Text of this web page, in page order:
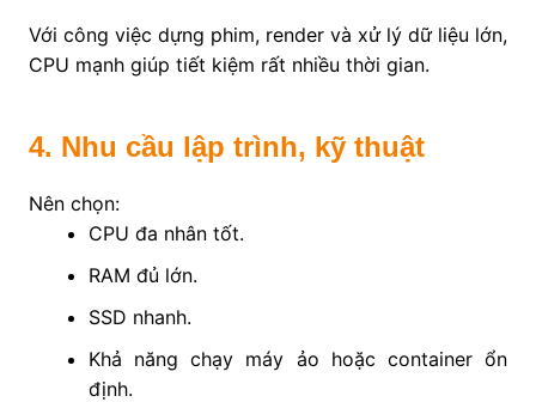
Với công việc dựng phim, render và xử lý dữ liệu lớn,
CPU mạnh giúp tiết kiệm rất nhiều thời gian.
4. Nhu cầu lập trình, kỹ thuật
Nên chọn:
CPU đa nhân tốt.
RAM đủ lớn.
SSD nhanh.
Khả năng chạy máy ảo hoặc container ổn
định.